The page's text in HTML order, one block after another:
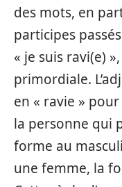
des mots, en
participes
« je suis ravi(e)
primordiale.
en « ravie » pour
la personne qui
forme au
une femme, la